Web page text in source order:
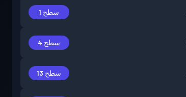
سطح 1
سطح 4
سطح 13